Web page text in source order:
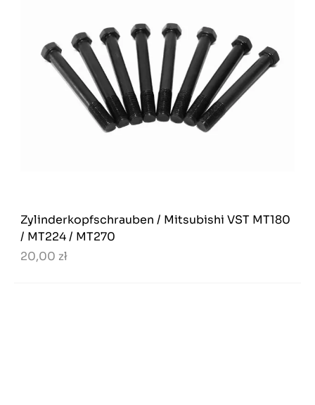
Zylinderkopfschrauben / Mitsubishi VST MT180
/ MT224 / MT270
20,00 zł